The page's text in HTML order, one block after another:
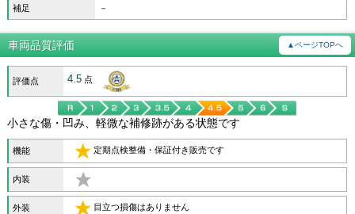
補足 －
車両品質評価 ▲ページTOPへ
評価点 4.5 点
小さな傷・凹み、軽微な補修跡がある状態です
機能 定期点検整備・保証付き販売です
内装
外装 目立つ損傷はありません